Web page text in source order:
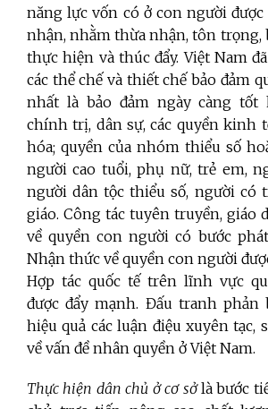
năng lực vốn có ở con người
nhận, nhằm thừa nhận, tôn trọng,
thực hiện và thúc đẩy. Việt Nam
các thể chế và thiết chế bảo đảm
nhất là bảo đảm ngày càng tốt
chính trị, dân sự, các quyền kinh
hóa; quyền của nhóm thiểu số
người cao tuổi, phụ nữ, trẻ em,
người dân tộc thiểu số, người có
giáo. Công tác tuyên truyền, giáo
về quyền con người có bước
Nhận thức về quyền con người
Hợp tác quốc tế trên lĩnh vực
được đẩy mạnh. Đấu tranh phản
hiệu quả các luận điệu xuyên tạc,
về vấn đề nhân quyền ở Việt Nam.
Thực hiện dân chủ ở cơ sởlà bước